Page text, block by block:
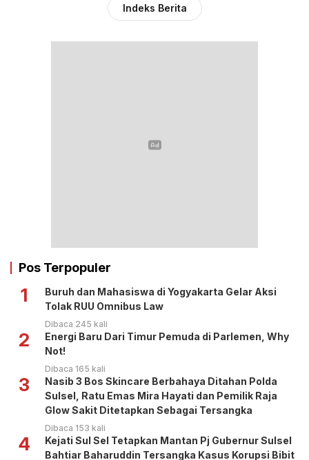
Indeks Berita
Pos Terpopuler
1
Buruh dan Mahasiswa di Yogyakarta Gelar Aksi
Tolak RUU Omnibus Law
Dibaca 245 kali
2
Energi Baru Dari Timur Pemuda di Parlemen, Why
Not!
Dibaca 165 kali
3
Nasib 3 Bos Skincare Berbahaya Ditahan Polda
Sulsel, Ratu Emas Mira Hayati dan Pemilik Raja
Glow Sakit Ditetapkan Sebagai Tersangka
Dibaca 153 kali
4
Kejati Sul Sel Tetapkan Mantan Pj Gubernur Sulsel
Bahtiar Baharuddin Tersangka Kasus Korupsi Bibit